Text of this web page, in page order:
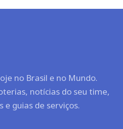
no Brasil e no Mundo.
notícias do seu time,
e guias de serviços.